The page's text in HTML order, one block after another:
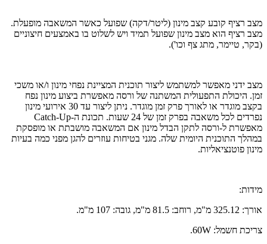
מצב רציף קובע קצב מינון (ליטר/דקה) שפועל כאשר המשאבה מופעלת.
מצב רציף הוא מצב מינון שפועל תמיד ויש לשלוט בו באמצעים חיצוניים
(בקר, טיימר, מתג צף וכו').
מצב ידני מאפשר למשתמש ליצור תוכנית המציינת נפחי מינון ו/או משכי
זמן. היכולת התפעולית המשתנה של ורסה מאפשרת ביצוע מינון נפח
בקצב מוגדר או לאורך פרק זמן מוגדר. ניתן ליצור עד 30 אירועי מינון
נפרדים לכל משאבה בפרק זמן של 24 שעות. תכונת ה-Catch-Up
מאפשרת ל-ורסה לתקן הבדל מינון אם המשאבה מושבתת או מופסקת
במהלך התוכנית היומית שלה. מגני בטיחות עוזרים להגן מפני כמה בעיות
מינון פוטנציאליות.
מידות:
אורך: 325.12 מ"מ, רוחב: 81.5 מ"מ, גובה: 107 מ"מ.
צריכת חשמל: 60W.